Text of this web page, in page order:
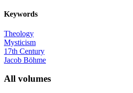
Keywords
Theology
Mysticism
17th Century
Jacob Böhme
All volumes